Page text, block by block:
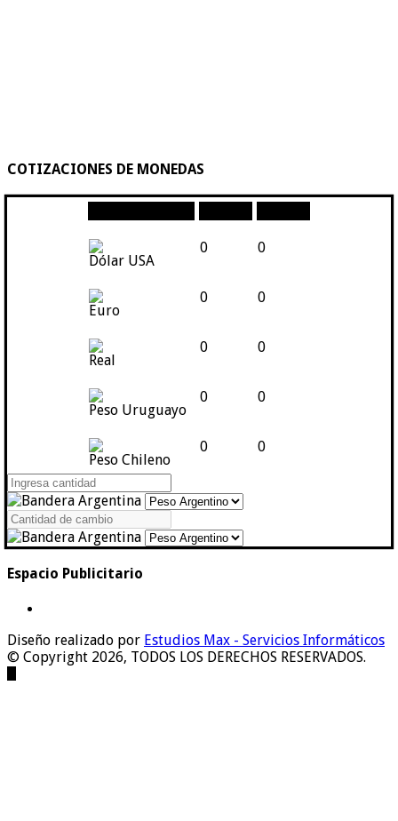
COTIZACIONES DE MONEDAS
Dólar USA
0 0
Euro
0 0
Real
0 0
Peso Uruguayo
0 0
Peso Chileno
0 0
Espacio Publicitario
Diseño realizado por Estudios Max - Servicios Informáticos
© Copyright 2026, TODOS LOS DERECHOS RESERVADOS.